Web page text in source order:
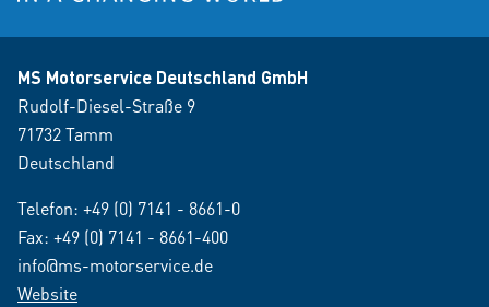
MS Motorservice Deutschland GmbH
Rudolf-Diesel-Straße 9
71732 Tamm
Deutschland
Telefon: +49 (0) 7141 - 8661-0
Fax: +49 (0) 7141 - 8661-400
info@ms-motorservice.de
Website